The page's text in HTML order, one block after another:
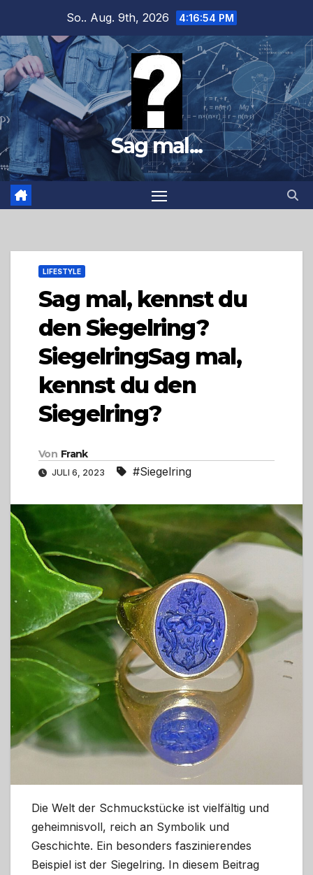
springen
So.. Aug. 9th, 2026 4:16:55 PM
Sag mal...
LIFESTYLE
Sag mal, kennst du
den Siegelring?
SiegelringSag mal,
kennst du den
Siegelring?
Von Frank
JULI 6, 2023 #Siegelring
Die Welt der Schmuckstücke ist vielfältig und
geheimnisvoll, reich an Symbolik und
Geschichte. Ein besonders faszinierendes
Beispiel ist der Siegelring. In diesem Beitrag